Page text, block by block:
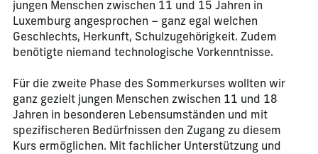
jungen Menschen zwischen 11 und 15 Jahren in
Luxemburg angesprochen – ganz egal welchen
Geschlechts, Herkunft, Schulzugehörigkeit. Zudem
benötigte niemand technologische Vorkenntnisse.
Für die zweite Phase des Sommerkurses wollten wir
ganz gezielt jungen Menschen zwischen 11 und 18
Jahren in besonderen Lebensumständen und mit
spezifischeren Bedürfnissen den Zugang zu diesem
Kurs ermöglichen. Mit fachlicher Unterstützung und